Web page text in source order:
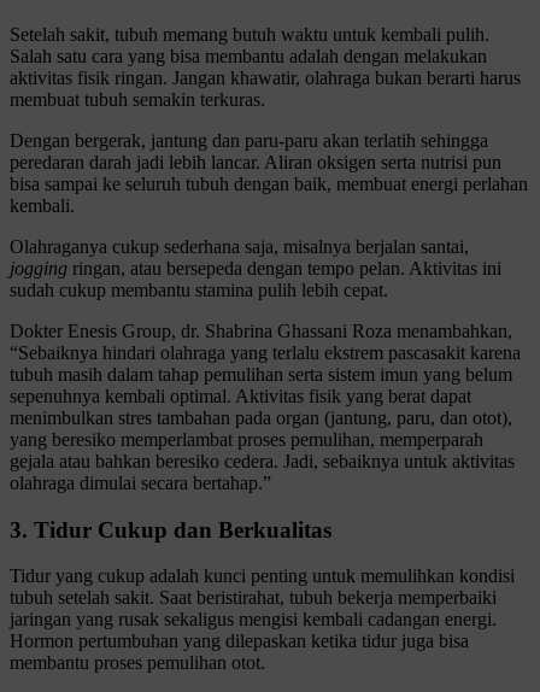
Setelah sakit, tubuh memang butuh waktu untuk kembali pulih.
Salah satu cara yang bisa membantu adalah dengan melakukan
aktivitas fisik ringan. Jangan khawatir, olahraga bukan berarti harus
membuat tubuh semakin terkuras.
Dengan bergerak, jantung dan paru-paru akan terlatih sehingga
peredaran darah jadi lebih lancar. Aliran oksigen serta nutrisi pun
bisa sampai ke seluruh tubuh dengan baik, membuat energi perlahan
kembali.
Olahraganya cukup sederhana saja, misalnya berjalan santai,
jogging ringan, atau bersepeda dengan tempo pelan. Aktivitas ini
sudah cukup membantu stamina pulih lebih cepat.
Dokter Enesis Group, dr. Shabrina Ghassani Roza menambahkan,
“Sebaiknya hindari olahraga yang terlalu ekstrem pascasakit karena
tubuh masih dalam tahap pemulihan serta sistem imun yang belum
sepenuhnya kembali optimal. Aktivitas fisik yang berat dapat
menimbulkan stres tambahan pada organ (jantung, paru, dan otot),
yang beresiko memperlambat proses pemulihan, memperparah
gejala atau bahkan beresiko cedera. Jadi, sebaiknya untuk aktivitas
olahraga dimulai secara bertahap.”
3. Tidur Cukup dan Berkualitas
Tidur yang cukup adalah kunci penting untuk memulihkan kondisi
tubuh setelah sakit. Saat beristirahat, tubuh bekerja memperbaiki
jaringan yang rusak sekaligus mengisi kembali cadangan energi.
Hormon pertumbuhan yang dilepaskan ketika tidur juga bisa
membantu proses pemulihan otot.